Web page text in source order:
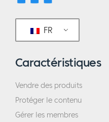
FR
Caractéristiques
Vendre des produits
Protéger le contenu
Gérer les membres